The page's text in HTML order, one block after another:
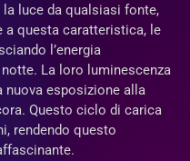
luce da qualsiasi fonte,
a questa caratteristica, le
l’energia
La loro luminescenza
nuova esposizione alla
Questo ciclo di carica
rendendo questo